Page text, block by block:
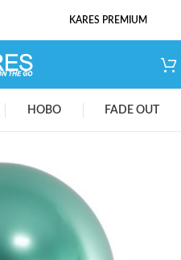
KARES PREMIUM
НОВО FADE OUT